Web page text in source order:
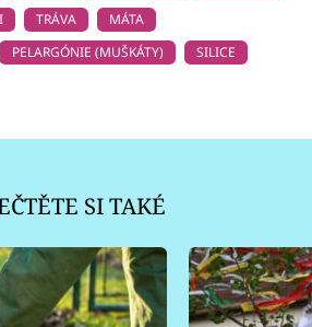
TRÁVA
MÁTA
PELARGÓNIE (MUŠKÁTY)
SILICE
SI TAKÉ